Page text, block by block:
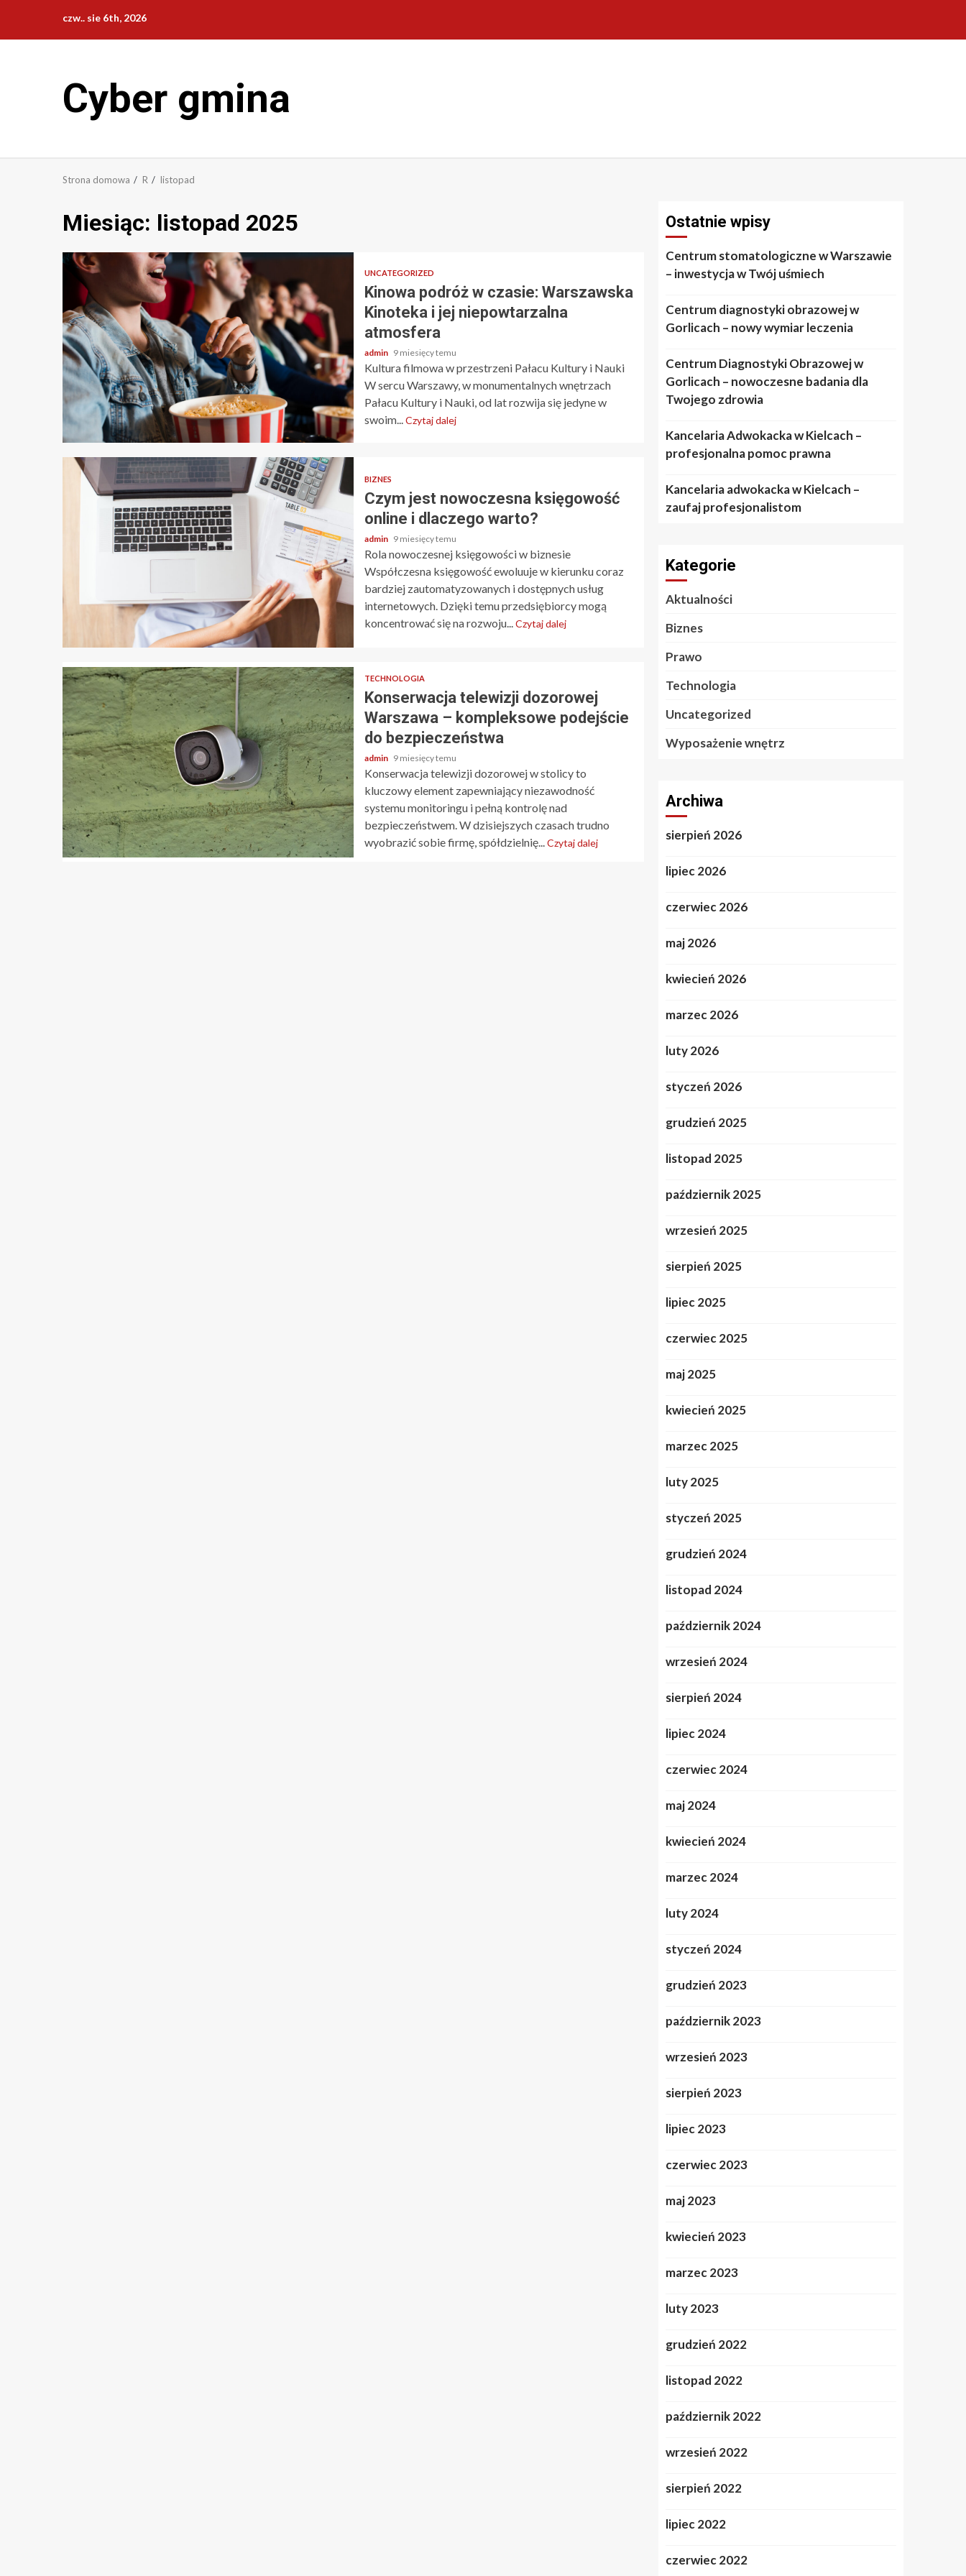
treści
czw.. sie 6th, 2026
Cyber gmina
Strona domowa R listopad
Miesiąc: listopad 2025
4 min odczytu
UNCATEGORIZED
Kinowa podróż w czasie: Warszawska
Kinoteka i jej niepowtarzalna
atmosfera
admin 9 miesięcy temu
Kultura filmowa w przestrzeni Pałacu Kultury i Nauki
W sercu Warszawy, w monumentalnych wnętrzach
Pałacu Kultury i Nauki, od lat rozwija się jedyne w
swoim... Czytaj dalej
4 min odczytu
BIZNES
Czym jest nowoczesna księgowość
online i dlaczego warto?
admin 9 miesięcy temu
Rola nowoczesnej księgowości w biznesie
Współczesna księgowość ewoluuje w kierunku coraz
bardziej zautomatyzowanych i dostępnych usług
internetowych. Dzięki temu przedsiębiorcy mogą
koncentrować się na rozwoju... Czytaj dalej
2 min odczytu
TECHNOLOGIA
Konserwacja telewizji dozorowej
Warszawa – kompleksowe podejście
do bezpieczeństwa
admin 9 miesięcy temu
Konserwacja telewizji dozorowej w stolicy to
kluczowy element zapewniający niezawodność
systemu monitoringu i pełną kontrolę nad
bezpieczeństwem. W dzisiejszych czasach trudno
wyobrazić sobie firmę, spółdzielnię...Czytaj dalej
Ostatnie wpisy
Centrum stomatologiczne w Warszawie
– inwestycja w Twój uśmiech
Centrum diagnostyki obrazowej w
Gorlicach – nowy wymiar leczenia
Centrum Diagnostyki Obrazowej w
Gorlicach – nowoczesne badania dla
Twojego zdrowia
Kancelaria Adwokacka w Kielcach –
profesjonalna pomoc prawna
Kancelaria adwokacka w Kielcach –
zaufaj profesjonalistom
Kategorie
Aktualności
Biznes
Prawo
Technologia
Uncategorized
Wyposażenie wnętrz
Archiwa
sierpień 2026
lipiec 2026
czerwiec 2026
maj 2026
kwiecień 2026
marzec 2026
luty 2026
styczeń 2026
grudzień 2025
listopad 2025
październik 2025
wrzesień 2025
sierpień 2025
lipiec 2025
czerwiec 2025
maj 2025
kwiecień 2025
marzec 2025
luty 2025
styczeń 2025
grudzień 2024
listopad 2024
październik 2024
wrzesień 2024
sierpień 2024
lipiec 2024
czerwiec 2024
maj 2024
kwiecień 2024
marzec 2024
luty 2024
styczeń 2024
grudzień 2023
październik 2023
wrzesień 2023
sierpień 2023
lipiec 2023
czerwiec 2023
maj 2023
kwiecień 2023
marzec 2023
luty 2023
grudzień 2022
listopad 2022
październik 2022
wrzesień 2022
sierpień 2022
lipiec 2022
czerwiec 2022